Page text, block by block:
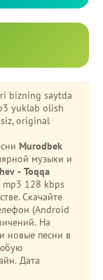
bizning saytda
yuklab olish
original
Murodbek
музыки и
- Toqqa
mp3 128 kbps
(Android
На
новые песни в
Дата